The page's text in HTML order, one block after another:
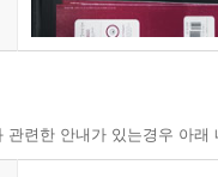
련한 안내가 있는경우 아